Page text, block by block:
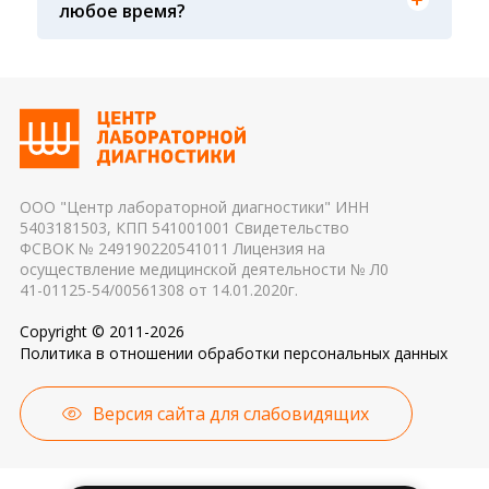
Транспортировка и хранение биологического
применяемые реагенты также могут стать
причиной погрешности в результатах
любое время?
дня, поэтому взятие крови обычно проводится
ООО "Центр лабораторной диагностики" ИНН
5403181503, КПП 541001001 Свидетельство
ФСВОК № 249190220541011 Лицензия на
осуществление медицинской деятельности № Л0
41-01125-54/00561308 от 14.01.2020г.
Copyright © 2011-2026
Политика в отношении обработки персональных данных
Версия сайта для слабовидящих